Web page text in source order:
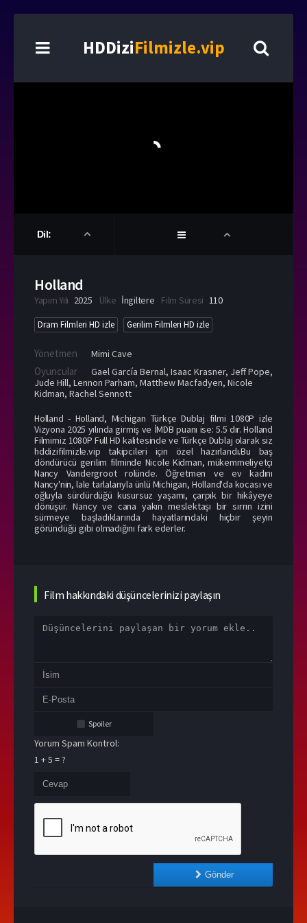
HDDiziFilmizle.vip
Dil:
Holland
Yapım Yılı 2025 Ülke İngiltere Film Süresi 110
Dram Filmleri HD izle Gerilim Filmleri HD izle
Yönetmen Mimi Cave
Oyuncular Gael García Bernal, Isaac Krasner, Jeff Pope,
Jude Hill, Lennon Parham, Matthew Macfadyen, Nicole
Kidman, Rachel Sennott
Holland - Holland, Michigan Türkçe Dublaj filmi 1080P izle
Vizyona 2025 yılında girmiş ve İMDB puanı ise: 5.5 dır. Holland
Filmimiz 1080P Full HD kalitesinde ve Türkçe Dublaj olarak siz
hddizifilmizle.vip takipcileri için özel hazırlandı.Bu baş
döndürücü gerilim filminde Nicole Kidman, mükemmeliyetçi
Nancy Vandergroot rolünde. Öğretmen ve ev kadını
Nancy'nin, lale tarlalarıyla ünlü Michigan, Holland'da kocası ve
oğluyla sürdürdüğü kusursuz yaşamı, çarpık bir hikâyeye
dönüşür. Nancy ve cana yakın meslektaşı bir sırrın izini
sürmeye başladıklarında hayatlarındaki hiçbir şeyin
göründüğü gibi olmadığını fark ederler.
Film hakkındaki düşüncelerinizi paylaşın
Spoiler
Yorum Spam Kontrol:
1 + 5 = ?
Gönder